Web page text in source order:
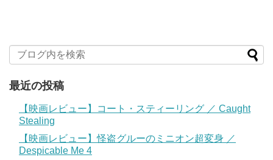
最近の投稿
【映画レビュー】コート・スティーリング ／ Caught
Stealing
【映画レビュー】怪盗グルーのミニオン超変身 ／
Despicable Me 4